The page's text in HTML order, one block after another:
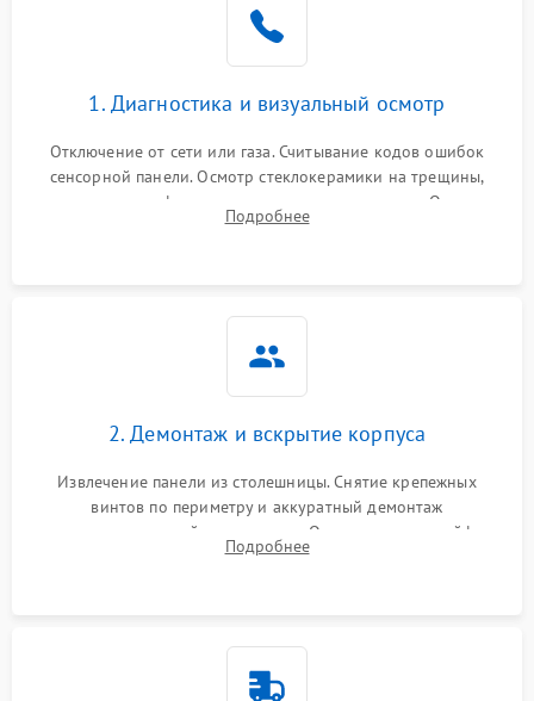
1. Диагностика и визуальный осмотр
Отключение от сети или газа. Считывание кодов ошибок
сенсорной панели. Осмотр стеклокерамики на трещины,
проверка конфорок на равномерность нагрева. Опрос
клиента о симптомах (не включается, не видит посуду,
Подробнее
2. Демонтаж и вскрытие корпуса
Извлечение панели из столешницы. Снятие крепежных
винтов по периметру и аккуратный демонтаж
стеклокерамической поверхности. Отсоединение шлейфов
сенсорного блока для доступа к силовым платам, катушкам
Подробнее